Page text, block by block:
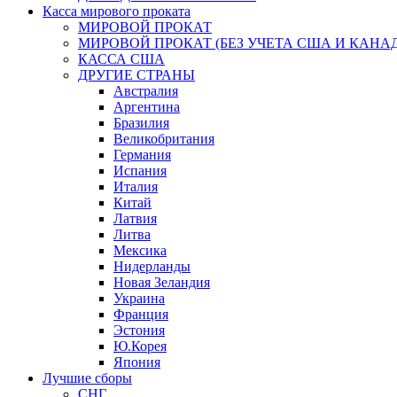
Касса мирового проката
МИРОВОЙ ПРОКАТ
МИРОВОЙ ПРОКАТ (БЕЗ УЧЕТА США И
КАССА США
ДРУГИЕ СТРАНЫ
Австралия
Аргентина
Бразилия
Великобритания
Германия
Испания
Италия
Китай
Латвия
Литва
Мексика
Нидерланды
Новая Зеландия
Украина
Франция
Эстония
Ю.Корея
Япония
Лучшие сборы
СНГ